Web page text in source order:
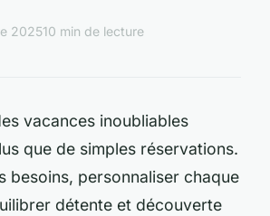
202510 min de lecture
vacances inoubliables
que de simples réservations.
besoins, personnaliser chaque
détente et découverte